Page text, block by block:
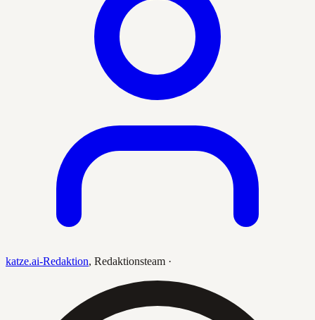
katze.ai-Redaktion, Redaktionsteam ·